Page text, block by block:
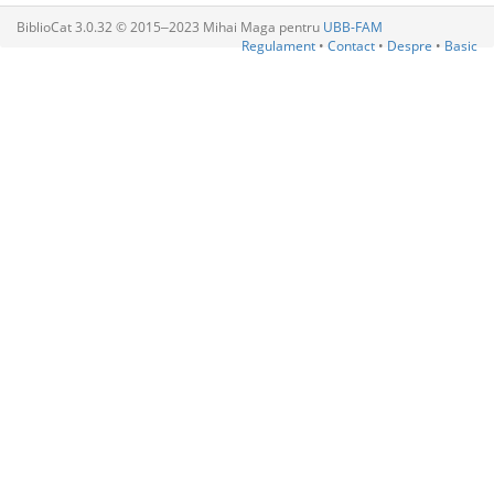
BiblioCat 3.0.32 © 2015‒2023 Mihai Maga pentru UBB-FAM
Regulament • Contact • Despre • Basic